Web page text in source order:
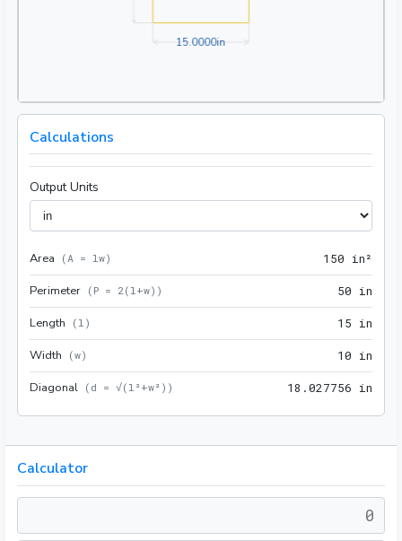
15.0000in15.0000in
Calculations
Output Units
Area ( A = lw) 1 50 in²
Perimeter ( P = 2(l+w) ) 50 in
Length ( l ) 1 5 in
Width (w) 10 in
Diagonal ( d = √(l²+w²) ) 18 .027756 in
Calculator